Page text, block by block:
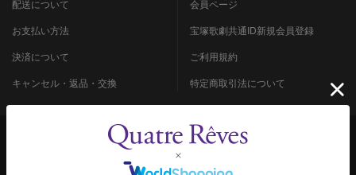
配送について
お支払い方法
決済について
キャンセル・返品・交換
会員ページ
宝塚歌劇共通ID新規会員登録
ご利用規約
特定商取引法について